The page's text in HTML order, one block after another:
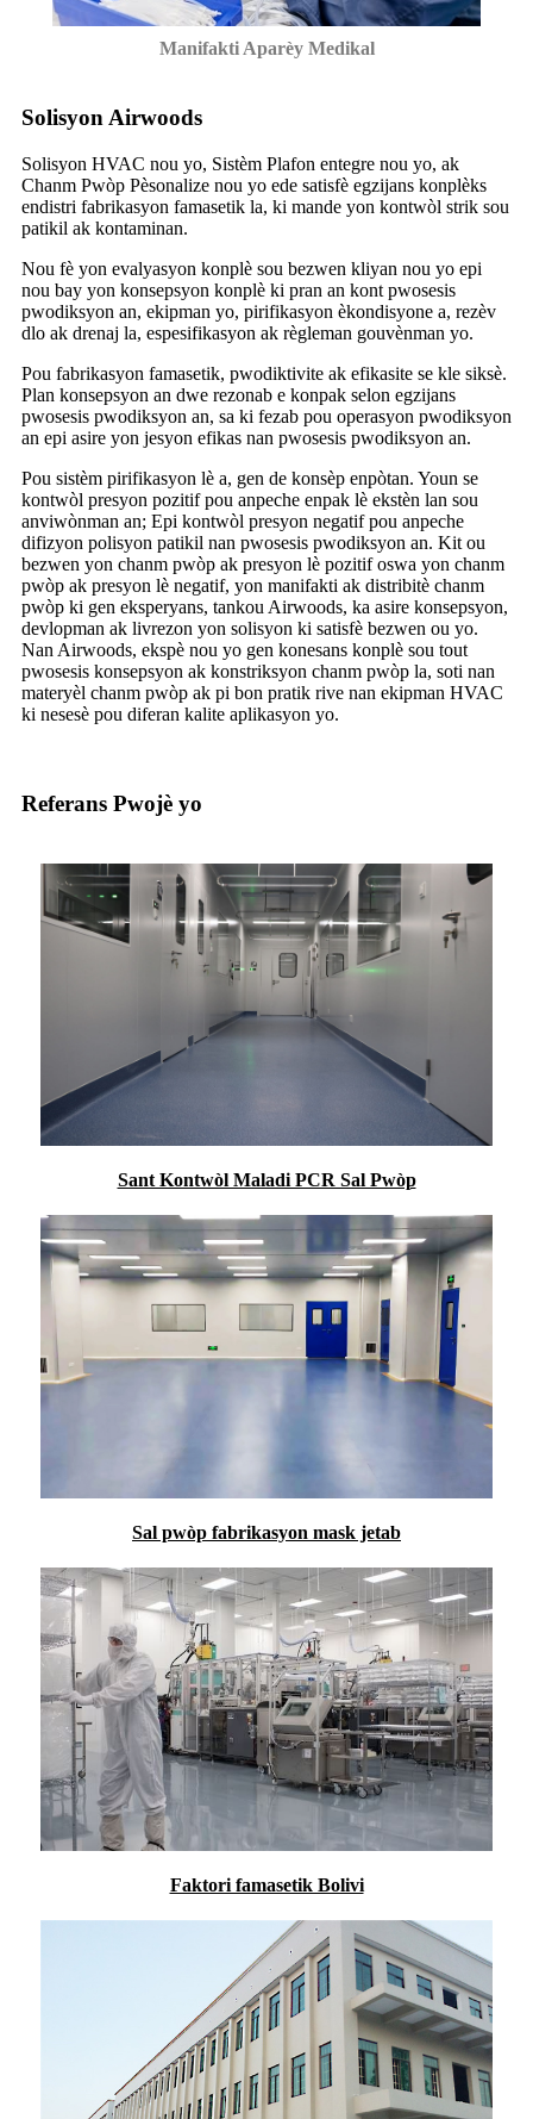
Manifakti Aparèy Medikal
Solisyon Airwoods
Solisyon HVAC nou yo, Sistèm Plafon entegre nou yo, ak
Chanm Pwòp Pèsonalize nou yo ede satisfè egzijans konplèks
endistri fabrikasyon famasetik la, ki mande yon kontwòl strik sou
patikil ak kontaminan.
Nou fè yon evalyasyon konplè sou bezwen kliyan nou yo epi
nou bay yon konsepsyon konplè ki pran an kont pwosesis
pwodiksyon an, ekipman yo, pirifikasyon èkondisyone a, rezèv
dlo ak drenaj la, espesifikasyon ak règleman gouvènman yo.
Pou fabrikasyon famasetik, pwodiktivite ak efikasite se kle siksè.
Plan konsepsyon an dwe rezonab e konpak selon egzijans
pwosesis pwodiksyon an, sa ki fezab pou operasyon pwodiksyon
an epi asire yon jesyon efikas nan pwosesis pwodiksyon an.
Pou sistèm pirifikasyon lè a, gen de konsèp enpòtan. Youn se
kontwòl presyon pozitif pou anpeche enpak lè ekstèn lan sou
anviwònman an; Epi kontwòl presyon negatif pou anpeche
difizyon polisyon patikil nan pwosesis pwodiksyon an. Kit ou
bezwen yon chanm pwòp ak presyon lè pozitif oswa yon chanm
pwòp ak presyon lè negatif, yon manifakti ak distribitè chanm
pwòp ki gen eksperyans, tankou Airwoods, ka asire konsepsyon,
devlopman ak livrezon yon solisyon ki satisfè bezwen ou yo.
Nan Airwoods, ekspè nou yo gen konesans konplè sou tout
pwosesis konsepsyon ak konstriksyon chanm pwòp la, soti nan
materyèl chanm pwòp ak pi bon pratik rive nan ekipman HVAC
ki nesesè pou diferan kalite aplikasyon yo.
Referans Pwojè yo
Sant Kontwòl Maladi PCR Sal Pwòp
Sal pwòp fabrikasyon mask jetab
Faktori famasetik Bolivi